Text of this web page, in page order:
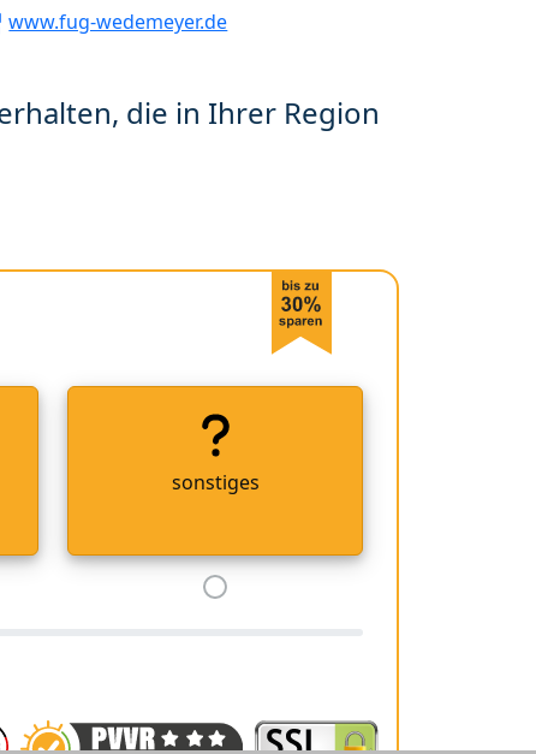
www.fug-wedemeyer.de
die in Ihrer Region
sonstiges